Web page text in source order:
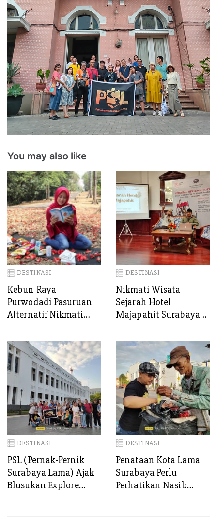
You may also like
DESTINASI
Kebun Raya
Purwodadi Pasuruan
Alternatif Nikmati
DESTINASI
Nikmati Wisata
Sejarah Hotel
Majapahit Surabaya
“Heritage Hotel Tour”
DESTINASI
PSL (Pernak-Pernik
Surabaya Lama) Ajak
Blusukan Explore
DESTINASI
Penataan Kota Lama
Surabaya Perlu
Perhatikan Nasib